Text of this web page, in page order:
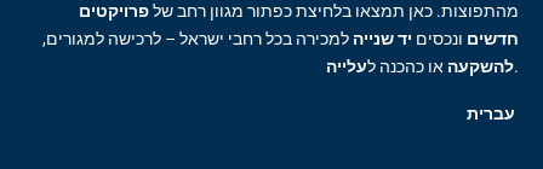
מהתפוצות. כאן תמצאו בלחיצת כפתור מגוון רחב שלפרויקטים
חדשים ונכסים יד שנייה למכירה בכל רחבי ישראל – לרכישה למגורים,
להשקעה או כהכנה לעלייה .